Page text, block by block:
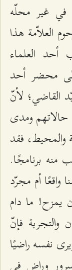
في غير محلّه
العلاّمة هذا
العلماء
محضر أحد
القاضي؛ لأنّ
حالاتهم ومدى
والمحيط، فقد
منه برنامجًا.
أم مجرّد
يمزح! ما دام
فإنّ
نفسه راضيًا
وراض في